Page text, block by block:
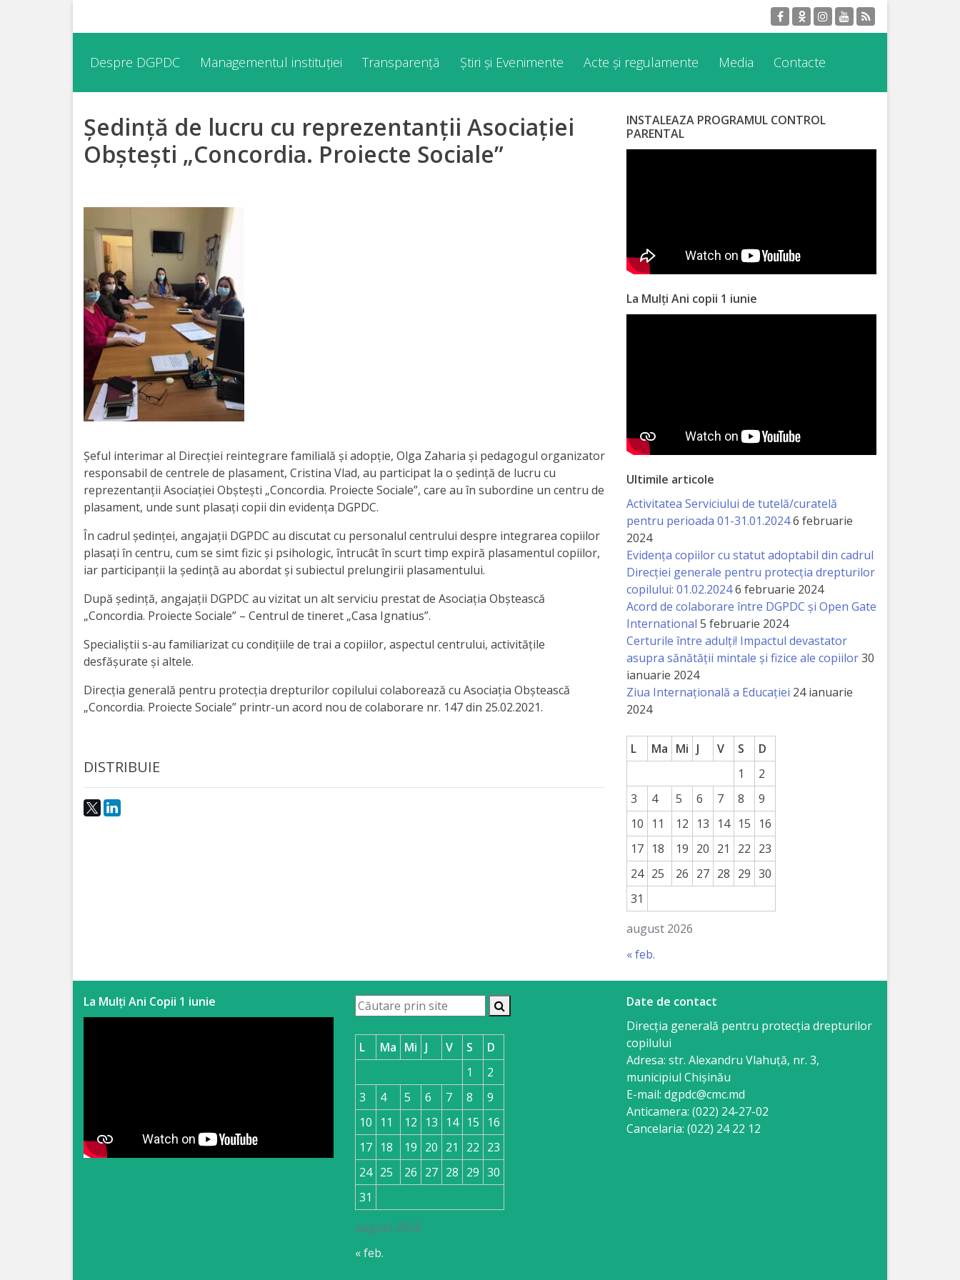
DGPDC
Informații
despre
Subdiviziuni/Servicii
Structura
Strategia
Orarul
audienței
Managementul
instituției
Planuri
activitate
Parteneriate
Proiecte
Rapoarte
activitate
Transparență
publice
Invitații
Anticorupție
regulamente
Despre DGPDC Managementul instituției Transparență Știri și Evenimente Acte și regulamente Media Contacte
Ședință de lucru cu reprezentanții Asociației
Obștești „Concordia. Proiecte Sociale”
Șeful interimar al Direcției reintegrare familială și adopție, Olga Zaharia și pedagogul organizator
responsabil de centrele de plasament, Cristina Vlad, au participat la o ședință de lucru cu
reprezentanții Asociației Obștești „Concordia. Proiecte Sociale”, care au în subordine un centru de
plasament, unde sunt plasați copii din evidența DGPDC.
În cadrul ședinței, angajații DGPDC au discutat cu personalul centrului despre integrarea copiilor
plasați în centru, cum se simt fizic și psihologic, întrucât în scurt timp expiră plasamentul copiilor,
iar participanții la ședință au abordat și subiectul prelungirii plasamentului.
După ședință, angajații DGPDC au vizitat un alt serviciu prestat de Asociația Obștească
„Concordia. Proiecte Sociale” – Centrul de tineret „Casa Ignatius”.
Specialiștii s-au familiarizat cu condițiile de trai a copiilor, aspectul centrului, activitățile
desfășurate și altele.
Direcția generală pentru protecția drepturilor copilului colaborează cu Asociația Obștească
„Concordia. Proiecte Sociale” printr-un acord nou de colaborare nr. 147 din 25.02.2021.
DISTRIBUIE
INSTALEAZA PROGRAMUL CONTROL
PARENTAL
La Mulți Ani copii 1 iunie
Ultimile articole
Activitatea Serviciului de tutelă/curatelă
pentru perioada 01-31.01.20246 februarie
2024
Evidența copiilor cu statut adoptabil din cadrul
Direcției generale pentru protecția drepturilor
copilului: 01.02.20246 februarie 2024
Acord de colaborare între DGPDC și Open Gate
International 5 februarie 2024
Certurile între adulți! Impactul devastator
asupra sănătății mintale și fizice ale copiilor30
ianuarie 2024
Ziua Internațională a Educației 24 ianuarie
2024
august 2026
L Ma Mi J V S
D
1
2
3
4 5 6 7 8
9
10
11 12 13 14 15
16
17 18 19 20 21 22 23
24 25 26 27 28 29 30
31
« feb.
La Mulți Ani Copii 1 iunie
august 2026
L Ma Mi J V S
D
1
2
3
4 5 6 7 8
9
10
11 12 13 14 15
16
17 18 19 20 21 22 23
24 25 26 27 28 29 30
31
« feb.
Date de contact
Direcția generală pentru protecția drepturilor
copilului
Adresa: str. Alexandru Vlahuţă, nr. 3,
municipiul Chişinău
E-mail: dgpdc@cmc.md
Anticamera: (022) 24-27-02
Cancelaria: (022) 24 22 12